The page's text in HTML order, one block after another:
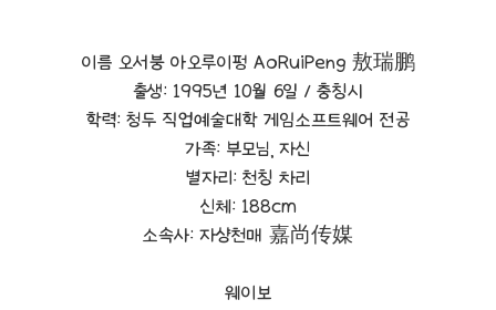
이름 오서붕 아오루이펑 AoRuiPeng 敖瑞鹏
출생: 1995년 10월 6일 / 충칭시
학력: 청두 직업예술대학 게임소프트웨어 전공
가족: 부모님, 자신
별자리: 천칭 차리
신체: 188cm
소속사: 자샹천매 嘉尚传媒
웨이보